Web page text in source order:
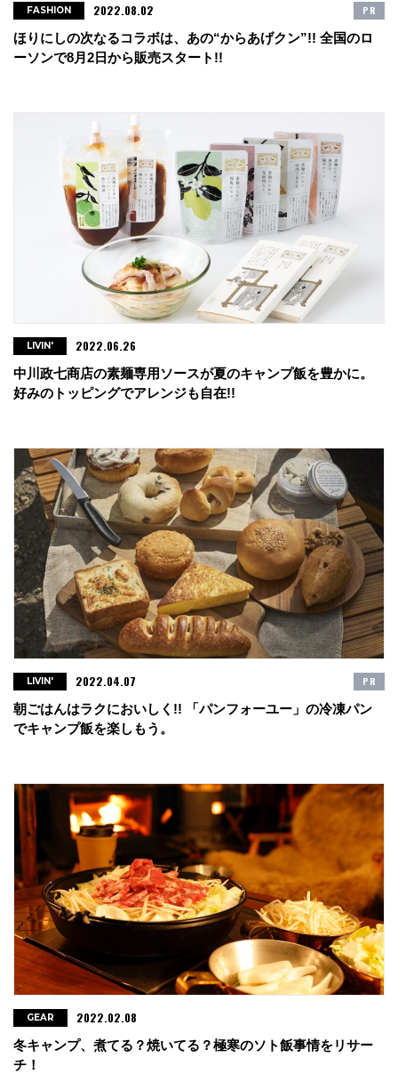
ほりにしの次なるコラボは、あの“からあげクン”!! 全国のロ
ーソンで8月2日から販売スタート!!
FASHION 2022.08.02 PR
中川政七商店の素麺専用ソースが夏のキャンプ飯を豊かに。
好みのトッピングでアレンジも自在!!
LIVIN' 2022.06.26
朝ごはんはラクにおいしく!! 「パンフォーユー」の冷凍パン
でキャンプ飯を楽しもう。
LIVIN' 2022.04.07 PR
冬キャンプ、煮てる？焼いてる？極寒のソト飯事情をリサー
チ！
GEAR 2022.02.08